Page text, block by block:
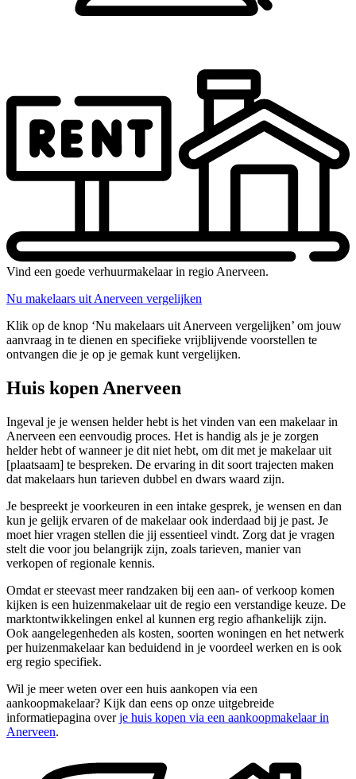
Vind een goede verhuurmakelaar in regio Anerveen.
Nu makelaars uit Anerveen vergelijken
Klik op de knop ‘Nu makelaars uit Anerveen vergelijken’ om jouw
aanvraag in te dienen en specifieke vrijblijvende voorstellen te
ontvangen die je op je gemak kunt vergelijken.
Huis kopen Anerveen
Ingeval je je wensen helder hebt is het vinden van een makelaar in
Anerveen een eenvoudig proces. Het is handig als je je zorgen
helder hebt of wanneer je dit niet hebt, om dit met je makelaar uit
[plaatsaam] te bespreken. De ervaring in dit soort trajecten maken
dat makelaars hun tarieven dubbel en dwars waard zijn.
Je bespreekt je voorkeuren in een intake gesprek, je wensen en dan
kun je gelijk ervaren of de makelaar ook inderdaad bij je past. Je
moet hier vragen stellen die jij essentieel vindt. Zorg dat je vragen
stelt die voor jou belangrijk zijn, zoals tarieven, manier van
verkopen of regionale kennis.
Omdat er steevast meer randzaken bij een aan- of verkoop komen
kijken is een huizenmakelaar uit de regio een verstandige keuze. De
marktontwikkelingen enkel al kunnen erg regio afhankelijk zijn.
Ook aangelegenheden als kosten, soorten woningen en het netwerk
per huizenmakelaar kan beduidend in je voordeel werken en is ook
erg regio specifiek.
Wil je meer weten over een huis aankopen via een
aankoopmakelaar? Kijk dan eens op onze uitgebreide
informatiepagina overje huis kopen via een aankoopmakelaar in
Anerveen.